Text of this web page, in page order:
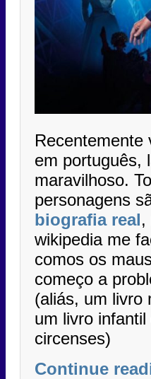
Recentemente
em português,
maravilhoso.
personagens
biografia real,
wikipedia me
comos os
começo a
(aliás, um livro
um livro
circenses)
Continue